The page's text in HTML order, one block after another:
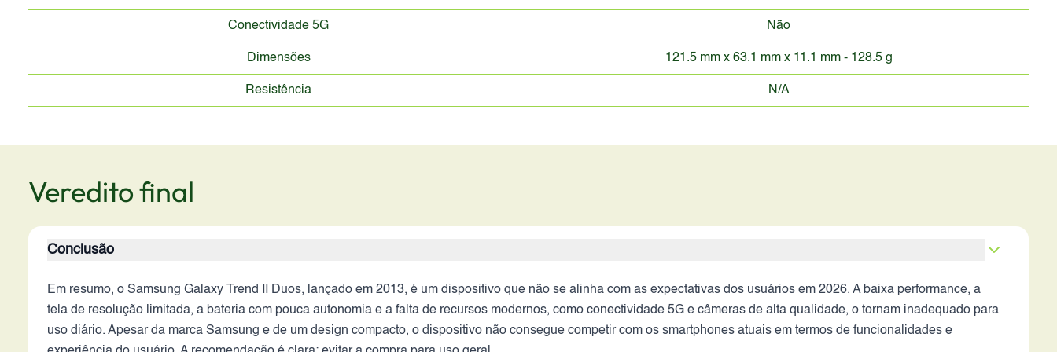
Conectividade 5G Não
Dimensões 121.5 mm x 63.1 mm x 11.1 mm - 128.5 g
Resistência N/A
Veredito final
Conclusão
Em resumo, o Samsung Galaxy Trend II Duos, lançado em 2013, é um dispositivo que não se alinha com as expectativas dos usuários em 2026. A baixa performance, a
tela de resolução limitada, a bateria com pouca autonomia e a falta de recursos modernos, como conectividade 5G e câmeras de alta qualidade, o tornam inadequado para
uso diário. Apesar da marca Samsung e de um design compacto, o dispositivo não consegue competir com os smartphones atuais em termos de funcionalidades e